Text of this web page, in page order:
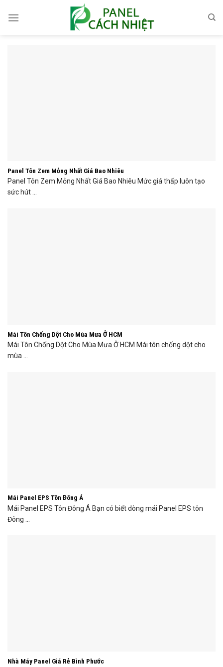
Panel Tôn Zem Mỏng Nhất Giá Bao Nhiêu
Panel Tôn Zem Mỏng Nhất Giá Bao Nhiêu Mức giá thấp luôn tạo
sức hút ...
Mái Tôn Chống Dột Cho Mùa Mưa Ở HCM
Mái Tôn Chống Dột Cho Mùa Mưa Ở HCM Mái tôn chống dột cho
mùa ...
Mái Panel EPS Tôn Đông Á
Mái Panel EPS Tôn Đông Á Bạn có biết dòng mái Panel EPS tôn
Đông ...
Nhà Máy Panel Giá Rẻ Bình Phước